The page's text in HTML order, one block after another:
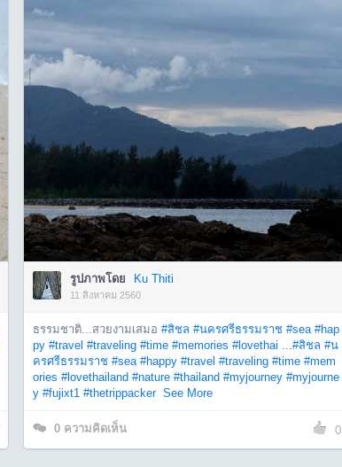
รูปภาพโดย Ku Thiti
11 สิงหาคม 2560
ธรรมชาติ...สวยงามเสมอ #สิชล #นครศรีธรรมราช #sea #hap
py #travel #traveling #time #memories #lovethai ...#สิชล #น
ครศรีธรรมราช #sea #happy #travel #traveling #time #mem
ories #lovethailand #nature #thailand #myjourney #myjourne
y #fujixt1 #thetrippacker See More
0 ความคิดเห็น 0